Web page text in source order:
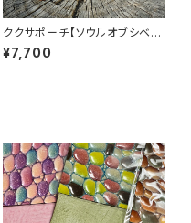
ククサポーチ【ソウルオブシベリ
ア用】
¥7,700